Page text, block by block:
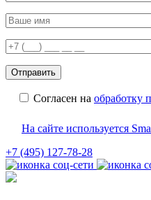
Согласен на обработку
На сайте используется
+7 (495) 127-78-28